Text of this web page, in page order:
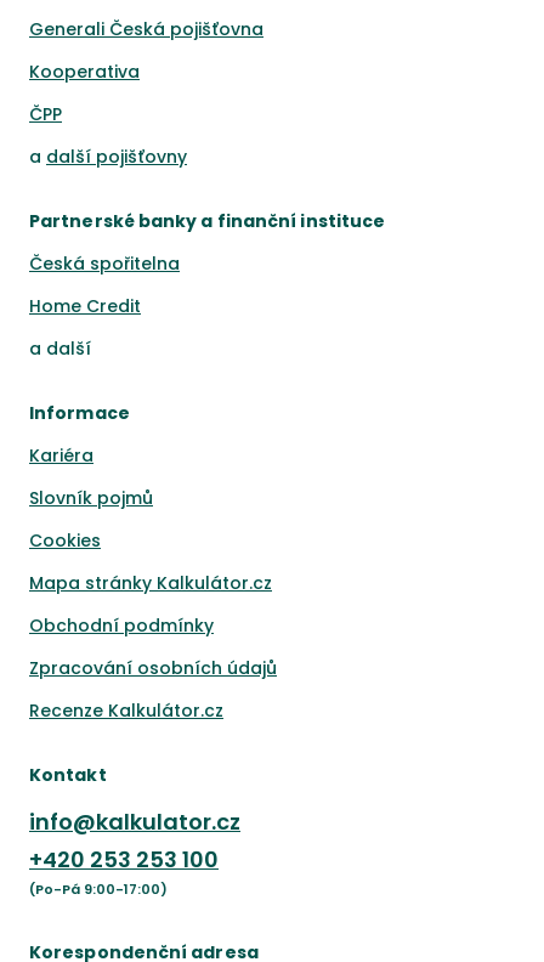
Generali Česká pojišťovna
Kooperativa
ČPP
a další pojišťovny
Partnerské banky a finanční instituce
Česká spořitelna
Home Credit
a další
Informace
Kariéra
Slovník pojmů
Cookies
Mapa stránky Kalkulátor.cz
Obchodní podmínky
Zpracování osobních údajů
Recenze Kalkulátor.cz
Kontakt
info@kalkulator.cz
+420 253 253 100
(Po-Pá 9:00-17:00)
Korespondenční adresa